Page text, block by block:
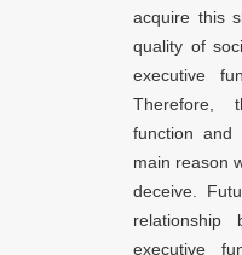
acquire this
quality of
executive
Therefore,
function and
main reason
deceive.
relationship
executive